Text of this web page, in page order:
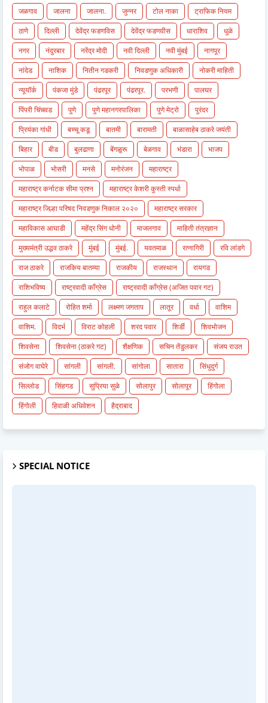
जळगाव जालना जालना. जुन्नर टोल नाका
ट्राफिक नियम
ठाणे
दिल्ली देवेंद्र फडणविस देवेंद्र फडणवीस धाराशिव
धुळे
नगर
नंदुरबार नरेंद्र मोदी नवी दिल्ली नवी मुंबई
नागपूर
नांदेड
नाशिक नितीन गडकरी निवडणुक अधिकारी
नोकरी माहिती
न्यूयॉर्क
पंकजा मुंडे पंढरपूर पंढरपूर. परभणी
पालघर
पिंपरी चिंचवड
पुणे पुणे महानगरपालिका पुणे मेट्रो
पुरंदर
प्रियंका गांधी
बच्चू कडू बातमी बारामती
बाळासाहेब ठाकरे जयंती
बिहार
बीड बुलढाणा बेंगळुरू बेळगाव भंडारा
भाजप
भोपाळ
भोसरी मनसे मनोरंजन
महाराष्ट्र
महाराष्ट्र कर्नाटक सीमा प्रश्न
महाराष्ट्र केशरी कुस्ती स्पर्धा
महाराष्ट्र जिल्हा परिषद निवडणुक निकाल २०२०
महाराष्ट्र सरकार
महाविकास आघाडी
महेंद्र सिंग धोनी माजलगाव
माहिती तंत्रज्ञान
मुख्यमंत्री उद्धव ठाकरे
मुंबई मुंबई. यवतमाळ रत्नागिरी
रवि लांडगे
राज ठाकरे
राजकिय बातम्या राजकीय राजस्थान
रायगड
राशिभविष्य
राष्ट्रवादी काँग्रेस
राष्ट्रवादी काँग्रेस (अजित पवार गट)
राहुल कलाटे
रोहित शर्मा लक्ष्मण जगताप लातूर वर्धा
वाशिम
वाशिम.
विदर्भ विराट कोहली शरद पवार शिर्डी
शिवभोजन
शिवसेना
शिवसेना (ठाकरे गट) शैक्षणिक सचिन तेंडुलकर
संजय राउत
संजोग वाघेरे
सांगली सांगली. सांगोला सातारा
सिंधुदुर्ग
सिल्लोड
सिंहगड सुप्रिया सुळे सोलापुर सोलापूर
हिंगोला
हिंगोली
हिवाळी अधिवेशन हैद्राबाद
SPECIAL NOTICE